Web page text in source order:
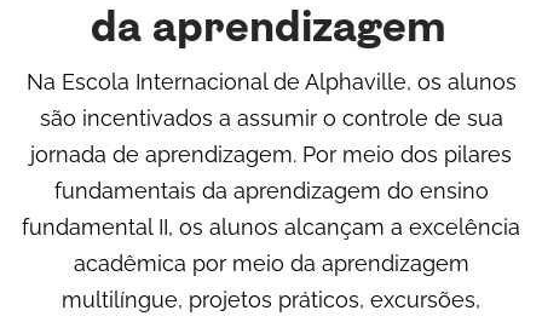
da aprendizagem
Na Escola Internacional de Alphaville, os alunos
são incentivados a assumir o controle de sua
jornada de aprendizagem. Por meio dos pilares
fundamentais da aprendizagem do ensino
fundamental II, os alunos alcançam a excelência
acadêmica por meio da aprendizagem
multilíngue, projetos práticos, excursões,